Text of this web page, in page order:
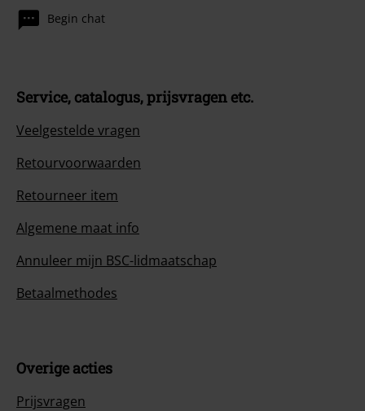
Begin chat
Service, catalogus, prijsvragen etc.
Veelgestelde vragen
Retourvoorwaarden
Retourneer item
Algemene maat info
Annuleer mijn BSC-lidmaatschap
Betaalmethodes
Overige acties
Prijsvragen